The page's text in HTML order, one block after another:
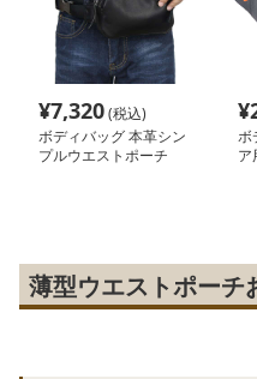
¥7,320(税込)
ボディバッグ 本革シン
プルウエストポーチ
¥
ボ
ア
薄型ウエストポーチ